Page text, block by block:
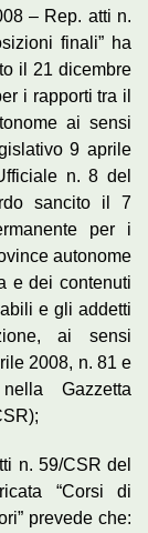
– Rep. atti n.
finali” ha
il 21 dicembre
i rapporti tra il
ai sensi
9 aprile
n. 8 del
sancito il 7
per i
autonome
e dei contenuti
e gli addetti
ai sensi
2008, n. 81 e
Gazzetta
n. 59/CSR del
“Corsi di
prevede che: